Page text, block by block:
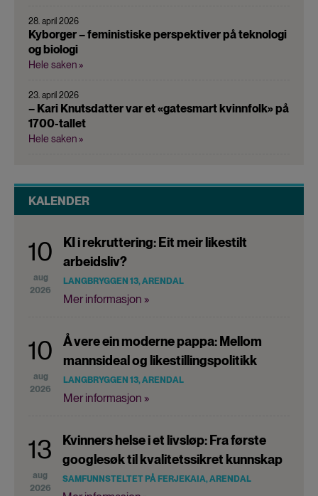
28. april 2026
Kyborger – feministiske perspektiver på teknologi
og biologi
Hele saken »
23. april 2026
– Kari Knutsdatter var et «gatesmart kvinnfolk» på
1700-tallet
Hele saken »
KALENDER
10
aug
2026
KI i rekruttering: Eit meir likestilt
arbeidsliv?
LANGBRYGGEN 13, ARENDAL
Mer informasjon »
10
aug
2026
Å vere ein moderne pappa: Mellom
mannsideal og likestillingspolitikk
LANGBRYGGEN 13, ARENDAL
Mer informasjon »
13
aug
2026
Kvinners helse i et livsløp: Fra første
googlesøk til kvalitetssikret kunnskap
SAMFUNNSTELTET PÅ FERJEKAIA, ARENDAL